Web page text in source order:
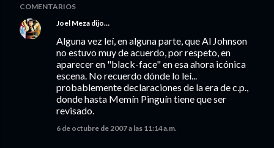
COMENTARIOS
Joel Meza dijo…
Alguna vez leí, en alguna parte, que Al Johnson
no estuvo muy de acuerdo, por respeto, en
aparecer en "black-face" en esa ahora icónica
escena. No recuerdo dónde lo leí...
probablemente declaraciones de la era de c.p.,
donde hasta Memín Pinguín tiene que ser
revisado.
6 de octubre de 2007 a las 11:14 a.m.